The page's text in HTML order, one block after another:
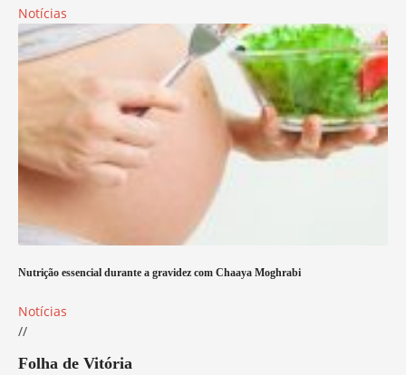
Notícias
Nutrição essencial durante a gravidez com Chaaya Moghrabi
Notícias
//
Folha de Vitória